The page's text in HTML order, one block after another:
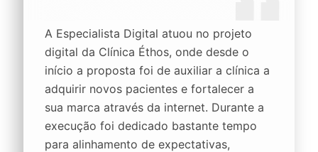
A Especialista Digital atuou no projeto
digital da Clínica Éthos, onde desde o
início a proposta foi de auxiliar a clínica a
adquirir novos pacientes e fortalecer a
sua marca através da internet. Durante a
execução foi dedicado bastante tempo
para alinhamento de expectativas,